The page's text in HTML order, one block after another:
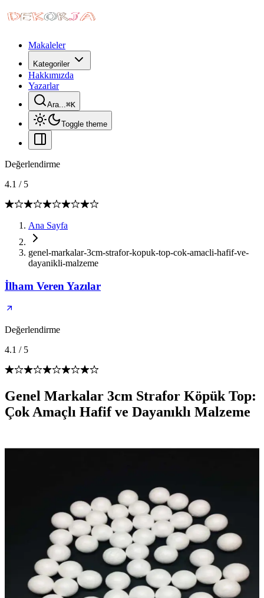
Makaleler
Kategoriler
Hakkımızda
Yazarlar
Ara...⌘K
Toggle theme
Değerlendirme
4.1 / 5
Ana Sayfa
genel-markalar-3cm-strafor-kopuk-top-cok-amacli-hafif-ve-
dayanikli-malzeme
İlham Veren Yazılar
Değerlendirme
4.1 / 5
Genel Markalar 3cm Strafor Köpük Top:
Çok Amaçlı Hafif ve Dayanıklı Malzeme